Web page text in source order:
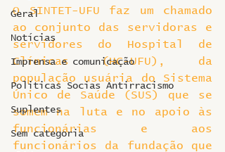
Geral
Notícias
Imprensa e comunicação
Politicas Socias Antirracismo
Suplentes
Sem categoria
O SINTET-UFU faz um chamado
ao conjunto das servidoras e
servidores do Hospital de
Clínicas (HC-UFU), da
população usuária do Sistema
Único de Saúde (SUS) que se
somem na luta e no apoio às
funcionárias e aos
funcionários da fundação que